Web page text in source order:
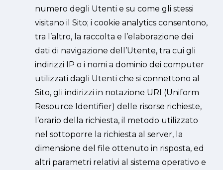
numero degli Utenti e su come gli stessi
visitano il Sito; i cookie analytics consentono,
tra l’altro, la raccolta e l’elaborazione dei
dati di navigazione dell’Utente, tra cui gli
indirizzi IP o i nomi a dominio dei computer
utilizzati dagli Utenti che si connettono al
Sito, gli indirizzi in notazione URI (Uniform
Resource Identifier) delle risorse richieste,
l’orario della richiesta, il metodo utilizzato
nel sottoporre la richiesta al server, la
dimensione del file ottenuto in risposta, ed
altri parametri relativi al sistema operativo e